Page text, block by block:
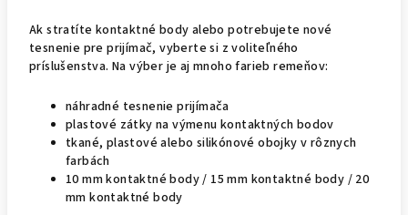
Ak stratíte kontaktné body alebo potrebujete nové
tesnenie pre prijímač, vyberte si z voliteľného
príslušenstva. Na výber je aj mnoho farieb remeňov:
náhradné tesnenie prijímača
plastové zátky na výmenu kontaktných bodov
tkané, plastové alebo silikónové obojky v rôznych
farbách
10 mm kontaktné body / 15 mm kontaktné body / 20
mm kontaktné body